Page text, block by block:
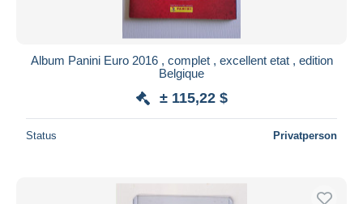
Album Panini Euro 2016 , complet , excellent etat , edition
Belgique
± 115,22 $
Status Privatperson